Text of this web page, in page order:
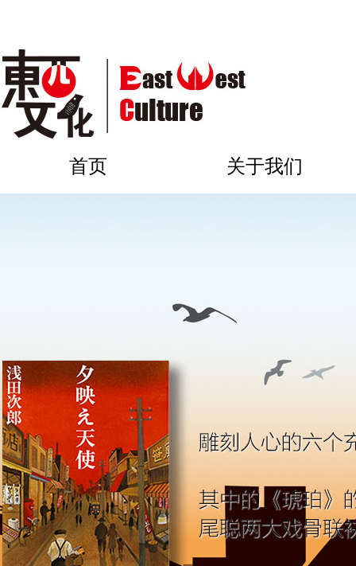
首页 关于我们